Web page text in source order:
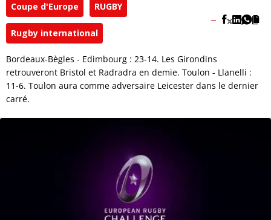
Coupe d'Europe
RUGBY
Rugby international
Bordeaux-Bègles - Edimbourg : 23-14. Les Girondins
retrouveront Bristol et Radradra en demie. Toulon - Llanelli :
11-6. Toulon aura comme adversaire Leicester dans le dernier
carré.